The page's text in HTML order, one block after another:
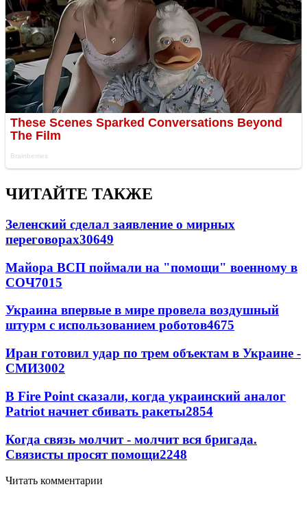
ЧИТАЙТЕ ТАКЖЕ
Зеленский сделал заявление о мирных
переговорах30649
Майора ВСП поймали на "помощи" военному в
СОЧ7015
Украина впервые в мире провела воздушный
штурм с использованием роботов4675
Иран готовил удар по трем объектам в Украине -
СМИ3002
В Fire Point сказали, когда украинский аналог
Patriot начнет сбивать ракеты2854
Когда связь молчит - молчит вся бригада.
Связисты просят помощи2248
Читать комментарии